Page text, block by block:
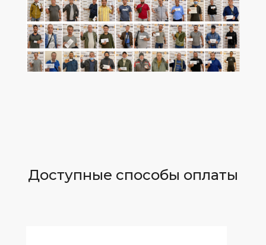
Доступные способы оплаты